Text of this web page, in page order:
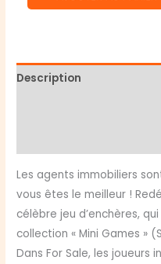
de
-
Description
Les agents immobiliers
vous êtes le meilleur !
célèbre jeu d’enchères,
collection « Mini Games »
Dans For Sale, les joueurs